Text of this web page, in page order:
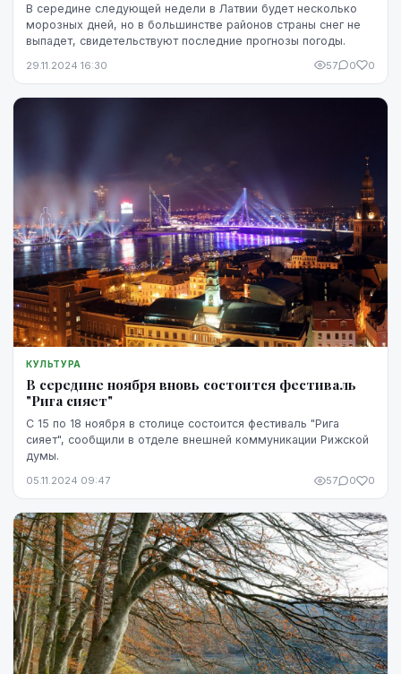
В середине следующей недели в Латвии будет несколько
морозных дней, но в большинстве районов страны снег не
выпадет, свидетельствуют последние прогнозы погоды.
29.11.2024 16:30 57 0 0
КУЛЬТУРА
В середине ноября вновь состоится фестиваль
"Рига сияет"
С 15 по 18 ноября в столице состоится фестиваль "Рига
сияет", сообщили в отделе внешней коммуникации Рижской
думы.
05.11.2024 09:47 57 0 0